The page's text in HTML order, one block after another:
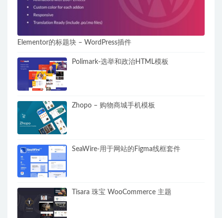
Elementor的标题块 – WordPress插件
Polimark-选举和政治HTML模板
Zhopo – 购物商城手机模板
SeaWire-用于网站的Figma线框套件
Tisara 珠宝 WooCommerce 主题